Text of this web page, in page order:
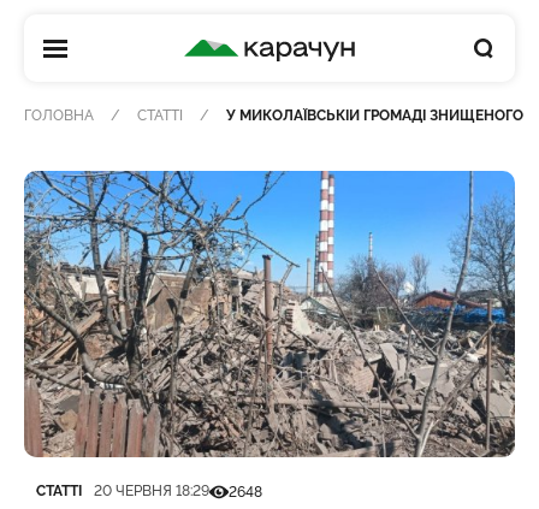
КАРАЧУН
ГОЛОВНА СТАТТІ У МИКОЛАЇВСЬКІЙ ГРОМАДІ ЗНИЩЕНОГО
Категорія
СТАТТІ
Дата публікації
20 ЧЕРВНЯ 18:29Кількість переглядів
2648